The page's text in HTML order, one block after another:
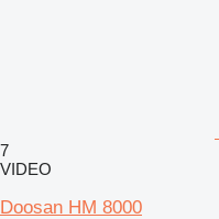
7
VIDEO
Doosan HM 8000